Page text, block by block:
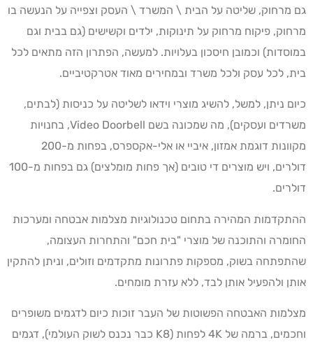
גם מרחוק, שליטה על הבית \ המשרד \ העסק וצפייה על הנעשה בו
מרחוק, פיקוח מרחוק על תינוקות, ילדים וקשישים (גם בבית וגם
במוסדות) וכמובן חיסכון בעלויות. למעשה, הפתרון הזה מתאים לכל
בית, לכל עסק ולכל משרד ובמחירים מאוד אטרקטיביים.
כיום ניתן, למשל, להשיג מוצרי וידאו לשליטה על כניסות (לבתים,
משרדים ועסקים), מה שמכונה בשם Video Doorbell, בחנויות
מקוונות דוגמת אמזון, איביי או אלי-אקספרס, בפחות מ-200
דולרים, ויש מוצרים די טובים (אך פחות מומלצים) גם בפחות מ-100
דולרים.
ההתקדמות המהירה בתחום טכנולוגיות מצלמות אבטחה ומערכות
החומרה והתוכנה של מוצרי "בית חכם" והתחרות העצומה,
שהתפתחה בשוק, מספקות פתרונות מתקדמים וזולים, וניתן להתקין
אותן ולהפעיל אותן לבד, ללא עזרת מומחים.
מצלמות האבטחה הפשוטות של העבר זוכות כיום לדגמים משופרים
וחכמים, ברמה של 4K לפחות (K8 כבר נכנס לשוק העולמי), דגמים